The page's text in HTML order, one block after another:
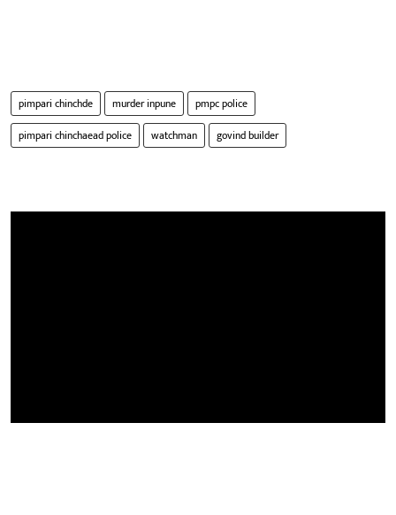
pimpari chinchde murder inpune
pmpc police
pimpari chinchaead police
watchman govind builder